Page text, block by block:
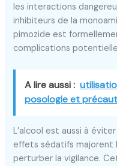
les interactions
inhibiteurs de la
pimozide est
complications
A lire aussi :
posologie et
L’alcool est aussi à
effets sédatifs majorent
perturber la vigilance.